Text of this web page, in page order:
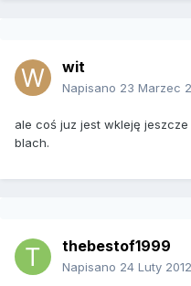
wit
Napisano 23 Marzec
ale coś juz jest wkleję
blach.
thebestof1999
Napisano 24 Luty 2012